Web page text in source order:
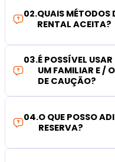
02.QUAIS MÉTODOS
RENTAL ACEITA?
03.É POSSÍVEL
UM FAMILIAR E /
DE CAUÇÃO?
04.O QUE POSSO
RESERVA?